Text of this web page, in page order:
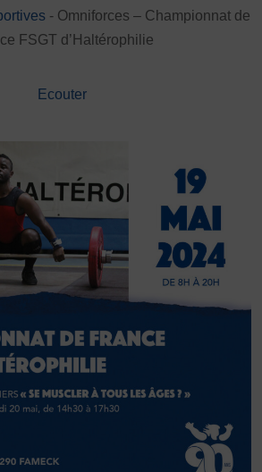
de France FSGT
exilés
violences sexistes et sexuelles
et les conduites dopantes
républicain
- Omniforces – Championnat de
FSGT d’Haltérophilie
Ecouter